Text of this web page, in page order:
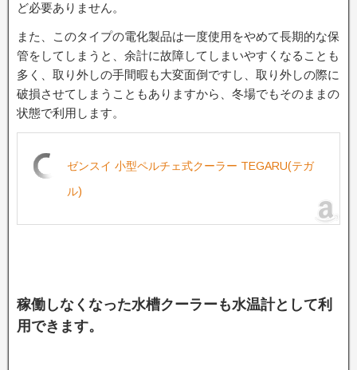
ど必要ありません。
また、このタイプの電化製品は一度使用をやめて長期的な保
管をしてしまうと、余計に故障してしまいやすくなることも
多く、取り外しの手間暇も大変面倒ですし、取り外しの際に
破損させてしまうこともありますから、冬場でもそのままの
状態で利用します。
ゼンスイ 小型ペルチェ式クーラー TEGARU(テガ
ル)
稼働しなくなった水槽クーラーも水温計として利
用できます。